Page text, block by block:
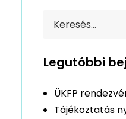
Legutóbbi
ÜKFP
Tájékoztatás